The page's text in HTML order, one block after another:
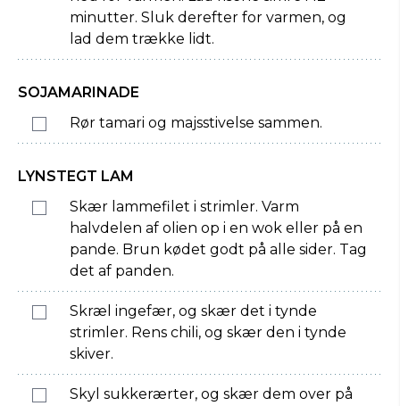
minutter. Sluk derefter for varmen, og
lad dem trække lidt.
SOJAMARINADE
Rør tamari og majsstivelse sammen.
LYNSTEGT LAM
Skær lammefilet i strimler. Varm
halvdelen af olien op i en wok eller på en
pande. Brun kødet godt på alle sider. Tag
det af panden.
Skræl ingefær, og skær det i tynde
strimler. Rens chili, og skær den i tynde
skiver.
Skyl sukkerærter, og skær dem over på